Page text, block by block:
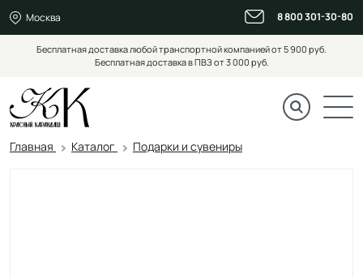
Москва 8 800 301-30-80
Бесплатная доставка любой транспортной компанией от 5 900 руб.
Бесплатная доставка в ПВЗ от 3 000 руб.
Главная Каталог Подарки и сувениры